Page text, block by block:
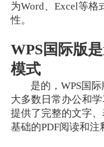
为Word、Excel等
性。
WPS国际版
模式
是的，WPS国
大多数日常办公和
提供了完整的文字
基础的PDF阅读和注